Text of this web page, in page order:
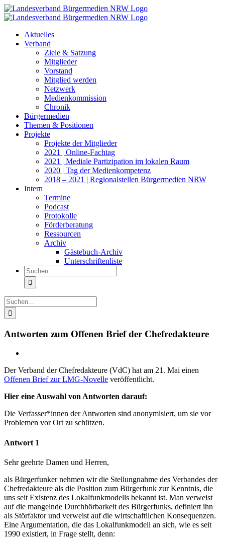
Zum
Inhalt
Aktuelles
Verband
Ziele & Satzung
Mitglieder
Vorstand
Mitglied werden
Netzwerk
Medienkommission
Chronik
Bürgermedien
Themen & Positionen
Projekte
Projekte der Mitglieder
2021 | Online-Fachtag
2021 | Mediale Partizipation im lokalen Raum
2020 | Tag der Medienkompetenz
2018 – 2021 | Regionalstellen Bürgermedien NRW
Intern
Termine
Podcast
Protokolle
Förderberatung
Ressourcen
Archiv
Gästebuch-Archiv
Unterschriftenliste
Suche
nach:
Suche
nach:
Antworten zum Offenen Brief der Chefredakteure
Der Verband der Chefredakteure (VdC) hat am 21. Mai einen
Offenen Brief zur LMG-Novelle veröffentlicht.
Hier eine Auswahl von Antworten darauf:
Die Verfasser*innen der Antworten sind anonymisiert, um sie vor
Problemen vor Ort zu schützen.
Antwort 1
Sehr geehrte Damen und Herren,
als Bürgerfunker nehmen wir die Stellungnahme des Verbandes der
Chefredakteure als die Position zum Bürgerfunk zur Kenntnis, die
uns seit Existenz des Lokalfunkmodells bekannt ist. Man verweist
auf die mangelnde Durchhörbarkeit des Bürgerfunks, definiert ihn
als Störfaktor und verweist auf die wirtschaftlichen Konsequenzen.
Eine Argumentation, die das Lokalfunkmodell an sich, wie es seit
1990 existiert, in Frage stellt, denn: